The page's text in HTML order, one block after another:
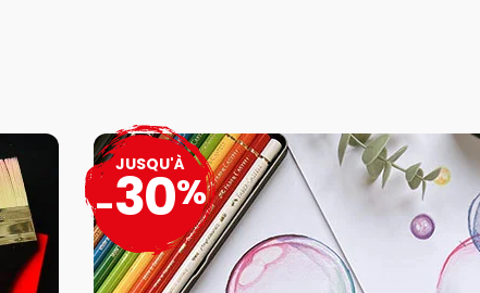
JUSQU'À
-30%